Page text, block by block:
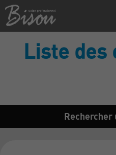
Liste des
Rechercher